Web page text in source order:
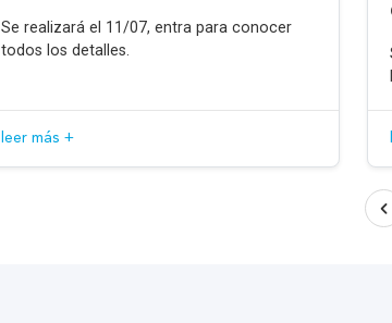
Se realizará el 11/07, entra para conocer
todos los detalles.
leer más +